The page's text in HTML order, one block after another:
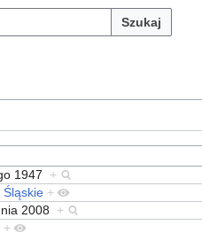
Szukaj
1947 +
Śląskie +
2008 +
+